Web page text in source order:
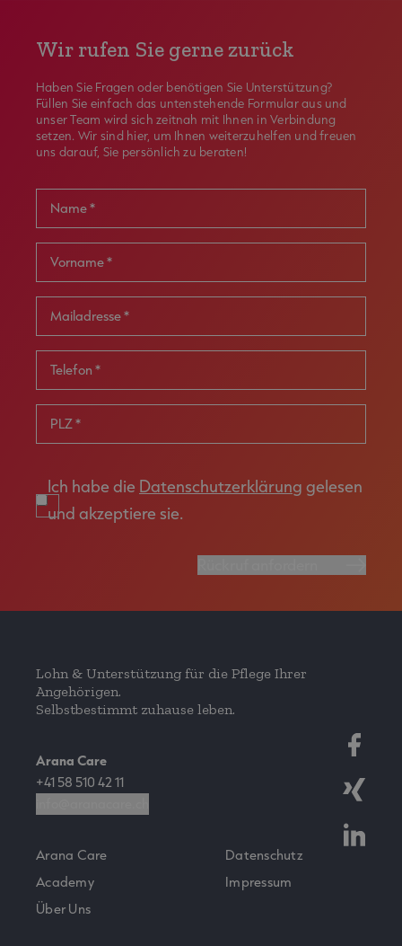
Wir rufen Sie gerne zurück
Haben Sie Fragen oder benötigen Sie Unterstützung?
Füllen Sie einfach das untenstehende Formular aus und
unser Team wird sich zeitnah mit Ihnen in Verbindung
setzen. Wir sind hier, um Ihnen weiterzuhelfen und freuen
uns darauf, Sie persönlich zu beraten!
Name *
Vorname *
Mailadresse *
Telefon *
PLZ *
Ich habe die Datenschutzerklärung gelesen
und akzeptiere sie.
Lohn & Unterstützung für die Pflege Ihrer
Angehörigen.
Selbstbestimmt zuhause leben.
Arana Care
Academy
Über Uns
Datenschutz
Impressum
Arana Care
+41 58 510 42 11